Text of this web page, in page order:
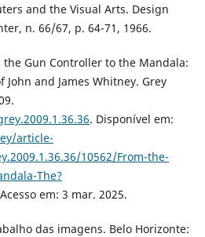
and the Visual Arts. Design
n. 66/67, p. 64-71, 1966.
the Gun Controller to the Mandala:
John and James Whitney. Grey
. Disponível em:
article-
10562/From-the-
The?
em: 3 mar. 2025.
das imagens. Belo Horizonte: